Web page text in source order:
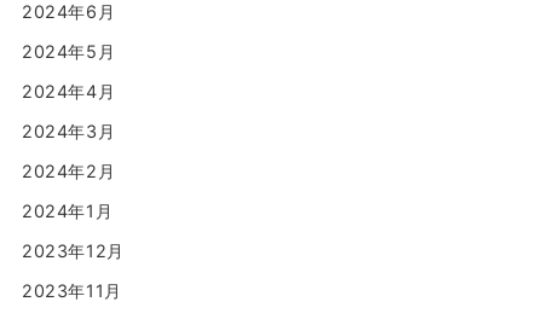
2024年6月
2024年5月
2024年4月
2024年3月
2024年2月
2024年1月
2023年12月
2023年11月